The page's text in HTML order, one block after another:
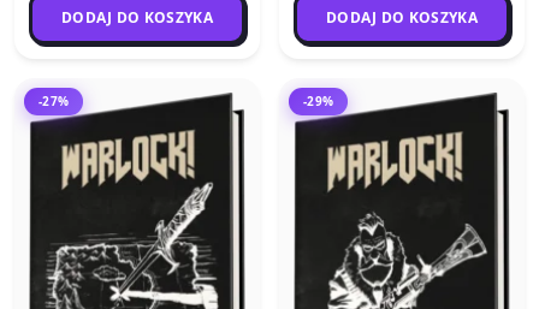
DODAJ DO KOSZYKA DODAJ DO KOSZYKA
-27% -29%